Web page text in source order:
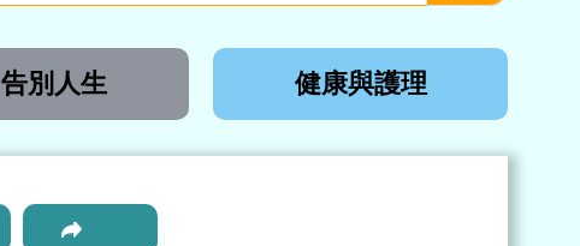
告別人生 健康與護理